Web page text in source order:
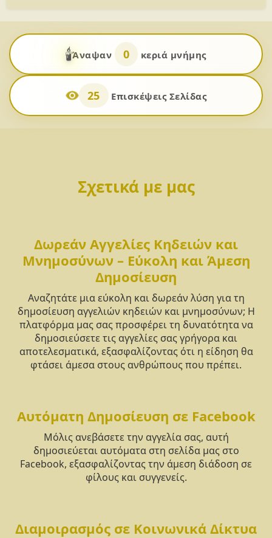
🕯️Άναψαν 0 κεριά μνήμης
25 Επισκέψεις Σελίδας
Σχετικά με μας
Δωρεάν Αγγελίες Κηδειών και
Μνημοσύνων – Εύκολη και Άμεση
Δημοσίευση
Αναζητάτε μια εύκολη και δωρεάν λύση για τη
δημοσίευση αγγελιών κηδειών και μνημοσύνων; Η
πλατφόρμα μας σας προσφέρει τη δυνατότητα να
δημοσιεύσετε τις αγγελίες σας γρήγορα και
αποτελεσματικά, εξασφαλίζοντας ότι η είδηση θα
φτάσει άμεσα στους ανθρώπους που πρέπει.
Αυτόματη Δημοσίευση σε Facebook
Μόλις ανεβάσετε την αγγελία σας, αυτή
δημοσιεύεται αυτόματα στη σελίδα μας στο
Facebook, εξασφαλίζοντας την άμεση διάδοση σε
φίλους και συγγενείς.
Διαμοιρασμός σε Κοινωνικά Δίκτυα